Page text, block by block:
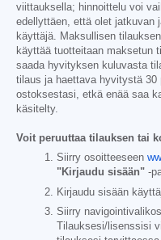
viittauksella; hinnoittelu voi
edellyttäen, että olet jatkuvan
käyttäjä. Maksullisen
käyttää tuotteitaan maksetun
saada hyvityksen kuluvasta
tilaus ja haettava hyvitystä
ostoksestasi, etkä enää saa
käsitelty.
Voit peruuttaa tilauksen tai
Siirry osoitteeseen
"Kirjaudu sisään" -
Kirjaudu sisään
Siirry
Tilauksesi/lisenssisi